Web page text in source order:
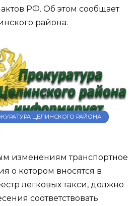
РФ. Об этом сообщает
района.
ЦЕЛИНСКОГО РАЙОНА
изменениям транспортное
о котором вносятся в
легковых такси, должно
соответствовать